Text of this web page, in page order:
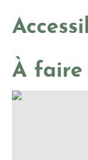
À faire
Base canyon de